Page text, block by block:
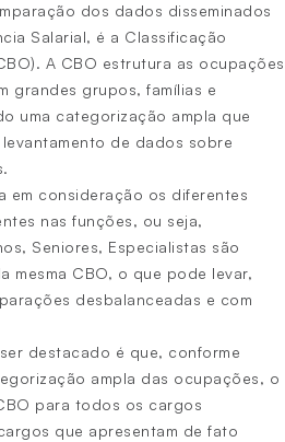
dos dados disseminados
Salarial, é a Classificação
A CBO estrutura as ocupações
grandes grupos, famílias e
uma categorização ampla que
de dados sobre
em consideração os diferentes
nas funções, ou seja,
Seniores, Especialistas são
mesma CBO, o que pode levar,
desbalanceadas e com
destacado é que, conforme
ampla das ocupações, o
para todos os cargos
que apresentam de fato